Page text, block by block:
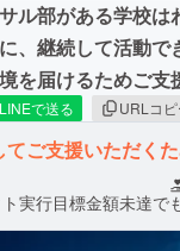
ル部がある学校
、継続して活動
を届けるためご支
LINEで送る URLコ
てご支援いただく
実行目標金額未達で